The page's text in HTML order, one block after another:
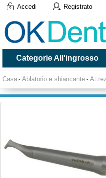
Accedi Registrato
Categorie All'ingrosso
Casa - Ablatorio e sbiancante -